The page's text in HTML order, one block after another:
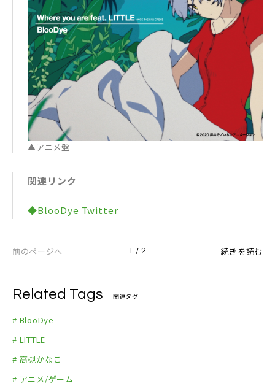
2. この地球の何処かで ※アニメ「ぶらどらぶ」スタ
ーティングソング
3. protect you
4. Where you are feat. LITTLE(KICK THE CAN CRE
W) -Instrumental-
5. この地球の何処かで -Instrumental-
6. protect you -Instrumental-
▲アニメ盤
関連リンク
◆BlooDye Twitter
前のページへ 1 / 2 続きを読む
Related Tags 関連タグ
# BlooDye
# LITTLE
# 高槻かなこ
# アニメ/ゲーム